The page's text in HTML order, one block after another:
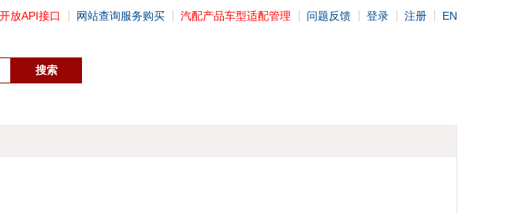
放API接口 网站查询服务购买 汽配产品车型适配管理 问题反馈 登录 注册 EN